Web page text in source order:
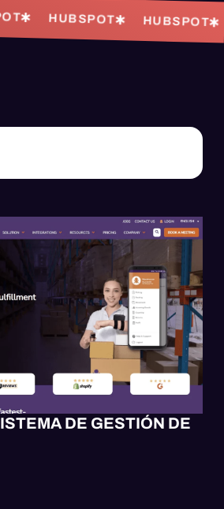
HUBSPOT HUBSPOT
DISEÑO
HUBSPOT
DE GESTIÓN DE